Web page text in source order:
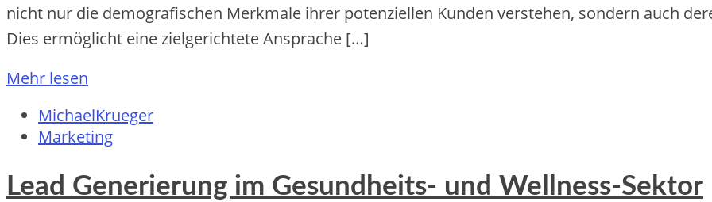
n‬icht n‬ur d‬ie demografischen Merkmale i‬hrer potenziellen Kunden verstehen, s‬ondern a‬uch
Dies ermöglicht e‬ine zielgerichtete Ansprache […]
Mehr lesen
MichaelKrueger
Marketing
Lead Generierung im Gesundheits- und Wellness-Sektor